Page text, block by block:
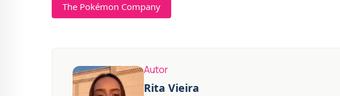
The Pokémon Company
Autor
Rita Vieira